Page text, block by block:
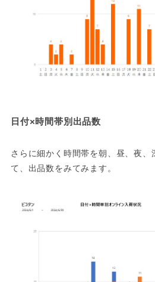
日付×時間帯別出品数
さらに細かく時間帯を朝、昼、夜
て、出品数をみてみます。